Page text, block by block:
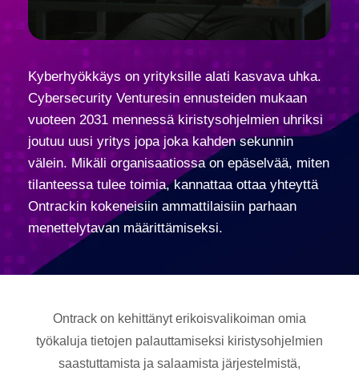
Kyberhyökkäys on yrityksille alati kasvava uhka.
Cybersecurity Venturesin ennusteiden mukaan
vuoteen 2031 mennessä kiristysohjelmien uhriksi
joutuu uusi yritys jopa joka kahden sekunnin
välein. Mikäli organisaatiossa on epäselvää, miten
tilanteessa tulee toimia, kannattaa ottaa yhteyttä
Ontrackin kokeneisiin ammattilaisiin parhaan
menettelytavan määrittämiseksi.
Ontrack on kehittänyt erikoisvalikoiman omia
työkaluja tietojen palauttamiseksi kiristysohjelmien
saastuttamista ja salaamista järjestelmistä,